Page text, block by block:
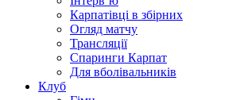
Карпатівці в збірних
Огляд матчу
Трансляції
Спаринги Карпат
Для вболівальників
Клуб